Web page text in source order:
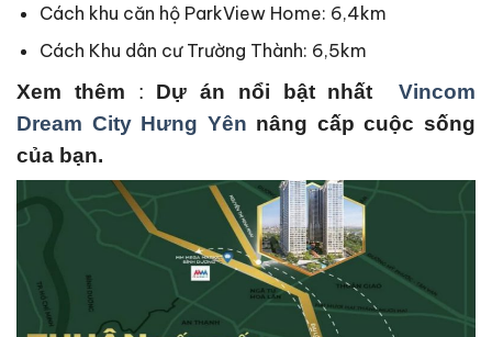
Cách khu căn hộ ParkView Home: 6,4km
Cách Khu dân cư Trường Thành: 6,5km
Xem thêm : Dự án nổi bật nhấtVincom
Dream City Hưng Yên nâng cấp cuộc sống
của bạn.